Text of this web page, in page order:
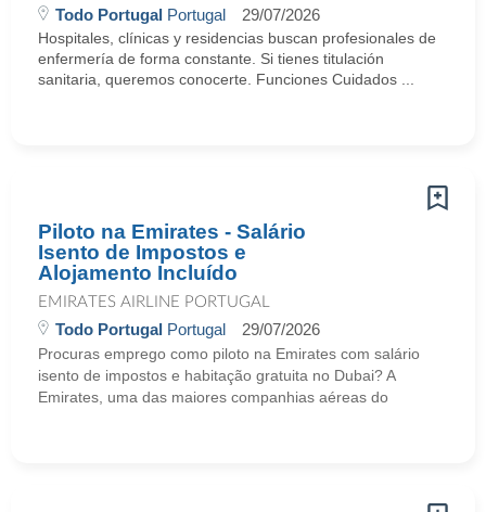
Todo Portugal Portugal 29/07/2026
Hospitales, clínicas y residencias buscan profesionales de
enfermería de forma constante. Si tienes titulación
sanitaria, queremos conocerte. Funciones Cuidados ...
Piloto na Emirates - Salário
Isento de Impostos e
Alojamento Incluído
EMIRATES AIRLINE PORTUGAL
Todo Portugal Portugal 29/07/2026
Procuras emprego como piloto na Emirates com salário
isento de impostos e habitação gratuita no Dubai? A
Emirates, uma das maiores companhias aéreas do